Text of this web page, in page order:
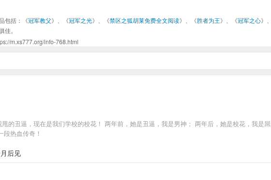
包括：《冠军教父》、《冠军之光》、《禁区之狐胡莱免费全文阅读》、《胜者为王》、《冠军之心》
。
m.xs777.org/info-768.html
的丑逼，现在是我们学校的校花！ 两年前，她是丑逼，我是男神； 两年后，她是校花，我
热血传奇！
后见